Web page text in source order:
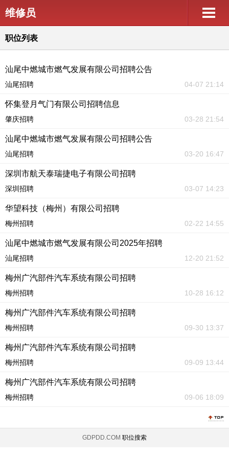
维修员
职位列表
汕尾中燃城市燃气发展有限公司招聘公告
汕尾招聘 04-07 21:14
怀集登月气门有限公司招聘信息
肇庆招聘 03-28 21:54
汕尾中燃城市燃气发展有限公司招聘公告
汕尾招聘 03-20 16:47
深圳市航天泰瑞捷电子有限公司招聘
深圳招聘 03-07 14:23
华望科技（梅州）有限公司招聘
梅州招聘 02-22 14:55
汕尾中燃城市燃气发展有限公司2025年招聘
汕尾招聘 12-20 21:52
梅州广汽部件汽车系统有限公司招聘
梅州招聘 10-28 16:12
梅州广汽部件汽车系统有限公司招聘
梅州招聘 09-30 13:37
梅州广汽部件汽车系统有限公司招聘
梅州招聘 09-09 13:44
梅州广汽部件汽车系统有限公司招聘
梅州招聘 09-06 18:09
GDPDD.COM 职位搜索